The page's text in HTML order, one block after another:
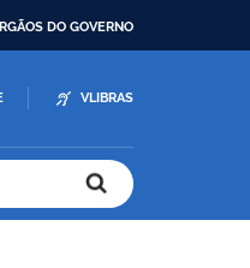
DO GOVERNO
VLIBRAS